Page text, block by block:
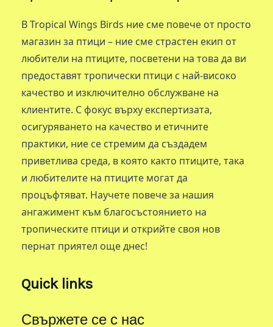
В Tropical Wings Birds ние сме повече от просто
магазин за птици – ние сме страстен екип от
любители на птиците, посветени на това да ви
предоставят тропически птици с най-високо
качество и изключително обслужване на
клиентите. С фокус върху експертизата,
осигуряването на качество и етичните
практики, ние се стремим да създадем
приветлива среда, в която както птиците, така
и любителите на птиците могат да
процъфтяват. Научете повече за нашия
ангажимент към благосъстоянието на
тропическите птици и открийте своя нов
пернат приятел още днес!
Quick links
Свържете се с нас